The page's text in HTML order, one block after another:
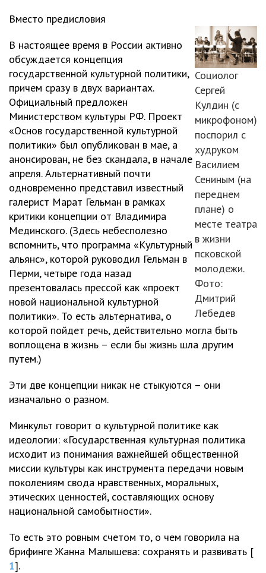
Вместо предисловия
Социолог
Сергей
Кулдин (с
микрофоном)
поспорил с
худруком
Василием
Сениным (на
переднем
плане) о
месте театра
в жизни
псковской
молодежи.
Фото:
Дмитрий
Лебедев
В настоящее время в России активно
обсуждается концепция
государственной культурной политики,
причем сразу в двух вариантах.
Официальный предложен
Министерством культуры РФ. Проект
«Основ государственной культурной
политики» был опубликован в мае, а
анонсирован, не без скандала, в начале
апреля. Альтернативный почти
одновременно представил известный
галерист Марат Гельман в рамках
критики концепции от Владимира
Мединского. (Здесь небесполезно
вспомнить, что программа «Культурный
альянс», которой руководил Гельман в
Перми, четыре года назад
презентовалась прессой как «проект
новой национальной культурной
политики». То есть альтернатива, о
которой пойдет речь, действительно могла быть
воплощена в жизнь – если бы жизнь шла другим
путем.)
Эти две концепции никак не стыкуются – они
изначально о разном.
Минкульт говорит о культурной политике как
идеологии: «Государственная культурная политика
исходит из понимания важнейшей общественной
миссии культуры как инструмента передачи новым
поколениям свода нравственных, моральных,
этических ценностей, составляющих основу
национальной самобытности».
То есть это ровным счетом то, о чем говорила на
брифинге Жанна Малышева: сохранять и развивать [
1].